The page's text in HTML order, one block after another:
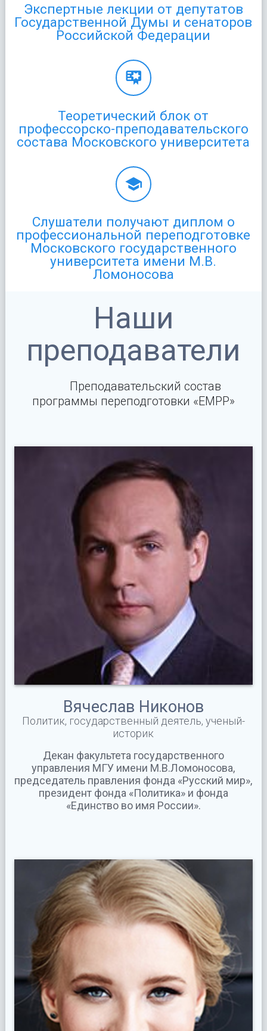
Экспертные лекции от депутатов
Государственной Думы и сенаторов
Российской Федерации
Теоретический блок от
профессорско-преподавательского
состава Московского университета
Слушатели получают диплом о
профессиональной переподготовке
Московского государственного
университета имени М.В.
Ломоносова
Наши
преподаватели
Преподавательский состав
программы переподготовки «EMPP»
Вячеслав Никонов
Политик, государственный деятель, ученый-
историк
Декан факультета государственного
управления МГУ имени М.В.Ломоносова,
председатель правления фонда «Русский мир»,
президент фонда «Политика» и фонда
«Единство во имя России».